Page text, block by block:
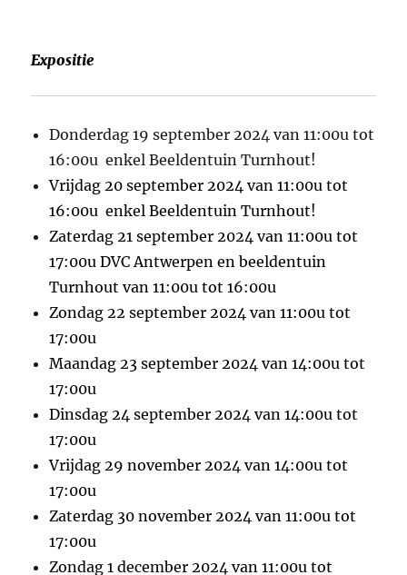
Expositie
Donderdag 19 september 2024 van 11:00u tot
16:00u enkel Beeldentuin Turnhout!
Vrijdag 20 september 2024 van 11:00u tot
16:00u enkel Beeldentuin Turnhout!
Zaterdag 21 september 2024 van 11:00u tot
17:00u DVC Antwerpen en beeldentuin
Turnhout van 11:00u tot 16:00u
Zondag 22 september 2024 van 11:00u tot
17:00u
Maandag 23 september 2024 van 14:00u tot
17:00u
Dinsdag 24 september 2024 van 14:00u tot
17:00u
Vrijdag 29 november 2024 van 14:00u tot
17:00u
Zaterdag 30 november 2024 van 11:00u tot
17:00u
Zondag 1 december 2024 van 11:00u tot